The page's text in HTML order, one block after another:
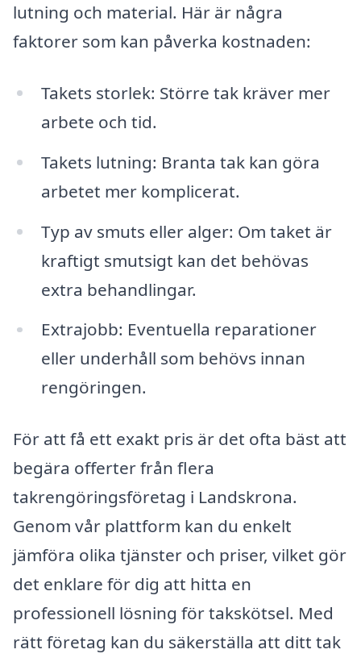
lutning och material. Här är några
faktorer som kan påverka kostnaden:
Takets storlek: Större tak kräver mer
arbete och tid.
Takets lutning: Branta tak kan göra
arbetet mer komplicerat.
Typ av smuts eller alger: Om taket är
kraftigt smutsigt kan det behövas
extra behandlingar.
Extrajobb: Eventuella reparationer
eller underhåll som behövs innan
rengöringen.
För att få ett exakt pris är det ofta bäst att
begära offerter från flera
takrengöringsföretag i Landskrona.
Genom vår plattform kan du enkelt
jämföra olika tjänster och priser, vilket gör
det enklare för dig att hitta en
professionell lösning för takskötsel. Med
rätt företag kan du säkerställa att ditt tak